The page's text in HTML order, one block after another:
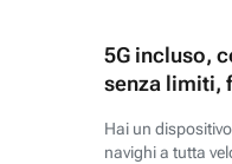
5G incluso,
senza limiti,
Hai un
navighi a tutta